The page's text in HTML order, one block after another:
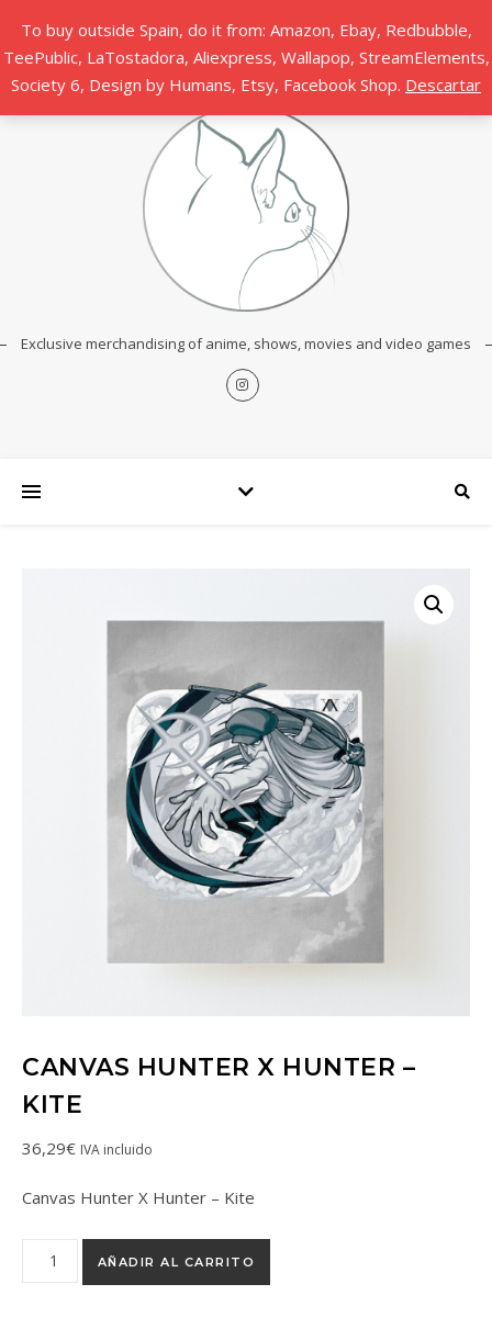
To buy outside Spain, do it from: Amazon, Ebay, Redbubble,
TeePublic, LaTostadora, Aliexpress, Wallapop, StreamElements,
Society 6, Design by Humans, Etsy, Facebook Shop. Descartar
Exclusive merchandising of anime, shows, movies and video games
CANVAS HUNTER X HUNTER –
KITE
36,29€ IVA incluido
Canvas Hunter X Hunter – Kite
AÑADIR AL CARRITO